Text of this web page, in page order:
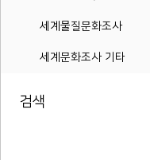
세계물질문화조사
세계문화조사 기타
검색